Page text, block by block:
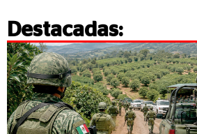
Destacadas: